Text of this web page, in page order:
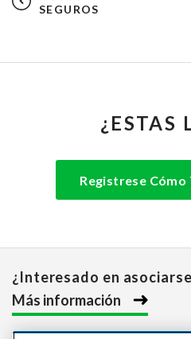
SEGUROS
¿ESTAS
Registrese
¿Interesado en
Más información